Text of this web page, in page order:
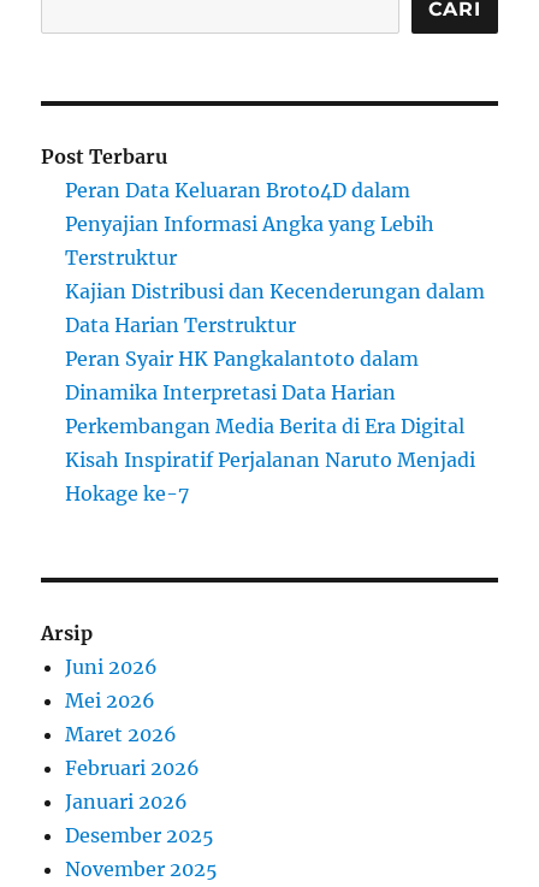
CARI
Post Terbaru
Peran Data Keluaran Broto4D dalam
Penyajian Informasi Angka yang Lebih
Terstruktur
Kajian Distribusi dan Kecenderungan dalam
Data Harian Terstruktur
Peran Syair HK Pangkalantoto dalam
Dinamika Interpretasi Data Harian
Perkembangan Media Berita di Era Digital
Kisah Inspiratif Perjalanan Naruto Menjadi
Hokage ke-7
Arsip
Juni 2026
Mei 2026
Maret 2026
Februari 2026
Januari 2026
Desember 2025
November 2025